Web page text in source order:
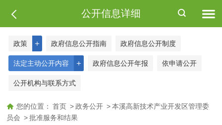
公开信息详细
＋
政策 政府信息公开指南 政府信息公开制度
＋
法定主动公开内容 政府信息公开年报 依申请公开
公开机构与联系方式
您的位置： 首页 > 政务公开 > 本溪高新技术产业开发区管理委
员会 > 批准服务和结果